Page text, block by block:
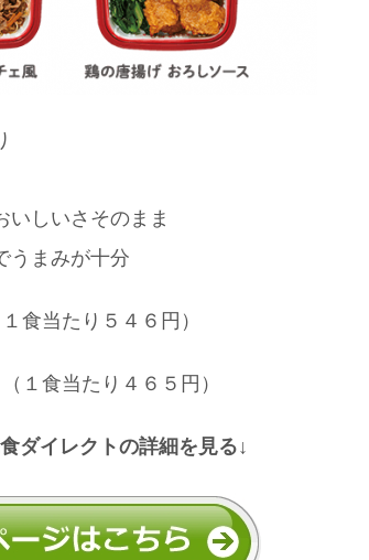
いしいさそのまま
うまみが十分
食当たり５４６円）
１食当たり４６５円）
ダイレクトの詳細を見る↓